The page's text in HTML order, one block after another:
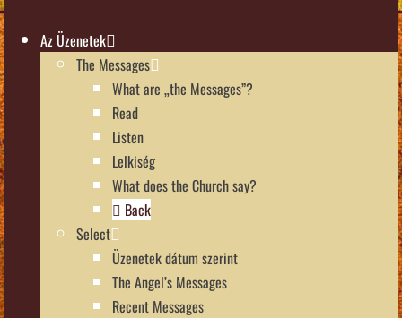
Az Üzenetek
The Messages
What are „the Messages”?
Read
Listen
Lelkiség
What does the Church say?
Back
Select
Üzenetek dátum szerint
The Angel’s Messages
Recent Messages